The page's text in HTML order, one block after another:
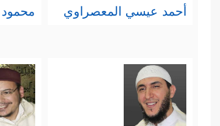
أحمد عيسي المعصراوي